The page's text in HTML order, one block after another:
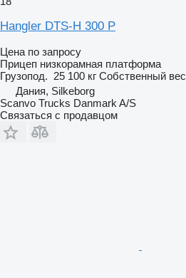
Hangler DTS-H 300 P
Цена по запросу
Прицеп низкорамная платформа
Грузопод. 25 100 кг Собственный вес
Дания, Silkeborg
Scanvo Trucks Danmark A/S
Связаться с продавцом